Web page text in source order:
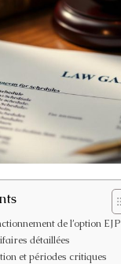
de l’option EJP
détaillées
et périodes critiques